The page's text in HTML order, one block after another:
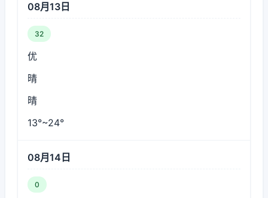
08月13日
32
优
晴
晴
13°~24°
08月14日
0